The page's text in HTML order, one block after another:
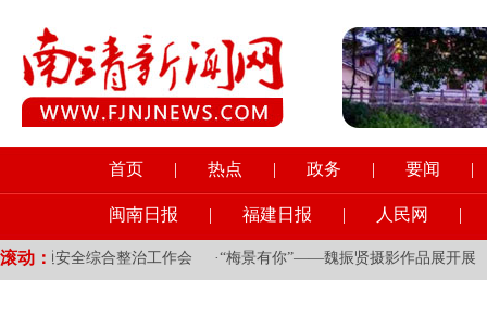
首页 | 热点 | 政务 | 要闻 |
闽南日报 | 福建日报 | 人民网 |
滚动：
全综合整治工作会 ·“梅景有你”——魏振贤摄影作品展开展 ·县领